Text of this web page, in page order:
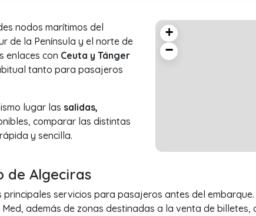
nodos marítimos del
de la Península y el norte de
enlaces con Ceuta y Tánger
tanto para pasajeros
lugar las salidas,
comparar las distintas
y sencilla.
+
−
de Algeciras
principales servicios para pasajeros antes del
además de zonas destinadas a la venta de billetes,